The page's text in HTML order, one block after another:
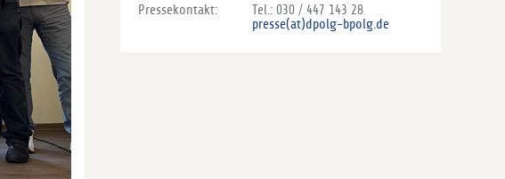
Pressekontakt:
Tel.: 030 / 447 143 28
presse(at)dpolg-bpolg.de